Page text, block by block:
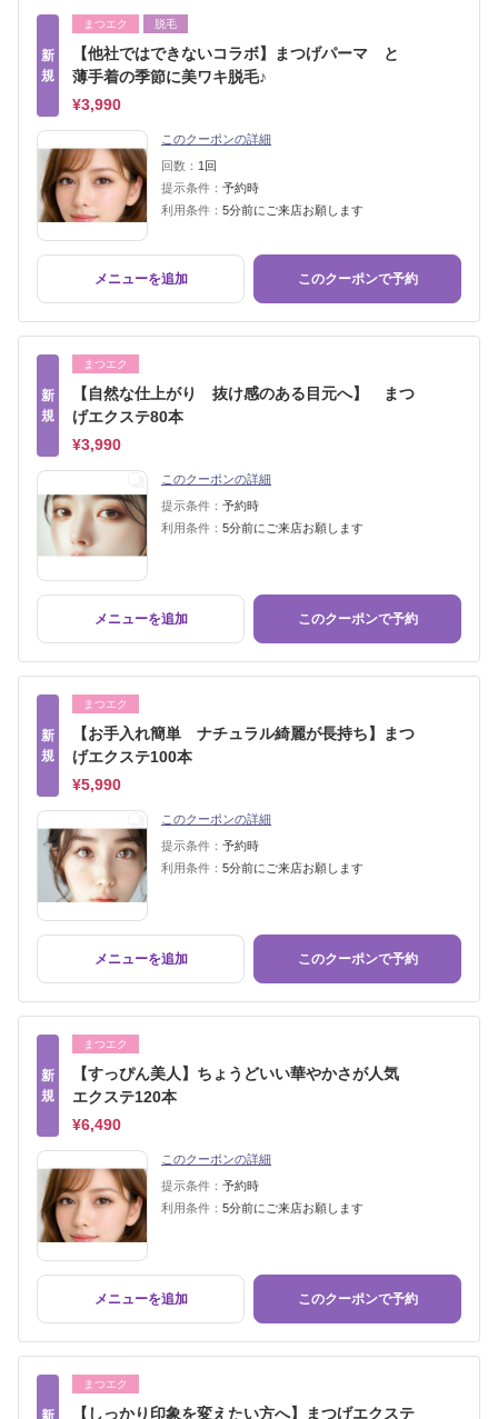
新
規
まつエク 脱毛
【他社ではできないコラボ】まつげパーマ と
薄手着の季節に美ワキ脱毛♪
¥3,990
このクーポンの詳細
回数： 1回
提示条件： 予約時
利用条件： 5分前にご来店お願します
メニューを追加 このクーポンで予約
新
規
まつエク
【自然な仕上がり 抜け感のある目元へ】 まつ
げエクステ80本
¥3,990
このクーポンの詳細
提示条件： 予約時
利用条件： 5分前にご来店お願します
メニューを追加 このクーポンで予約
新
規
まつエク
【お手入れ簡単 ナチュラル綺麗が長持ち】まつ
げエクステ100本
¥5,990
このクーポンの詳細
提示条件： 予約時
利用条件： 5分前にご来店お願します
メニューを追加 このクーポンで予約
新
規
まつエク
【すっぴん美人】ちょうどいい華やかさが人気
エクステ120本
¥6,490
このクーポンの詳細
提示条件： 予約時
利用条件： 5分前にご来店お願します
メニューを追加 このクーポンで予約
新
まつエク
【しっかり印象を変えたい方へ】まつげエクステ